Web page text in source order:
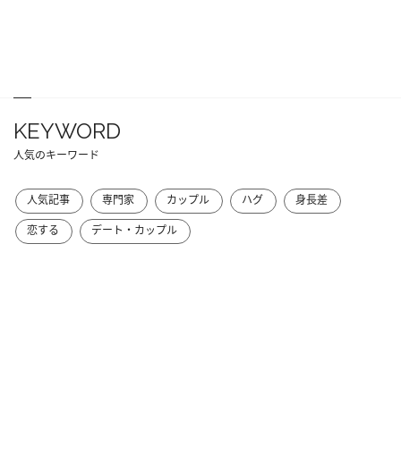
KEYWORD
人気のキーワード
人気記事 専門家 カップル ハグ
身長差
恋する
デート・カップル